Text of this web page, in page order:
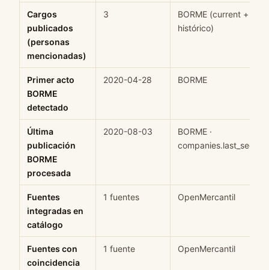
Cargos
publicados
(personas
mencionadas)
3
BORME (current +
histórico)
Primer acto
BORME
detectado
2020-04-28 BORME
Última
publicación
BORME
procesada
2020-08-03
BORME ·
companies.last_seen
Fuentes
integradas en
catálogo
1 fuentes OpenMercantil
Fuentes con
coincidencia
1 fuente OpenMercantil